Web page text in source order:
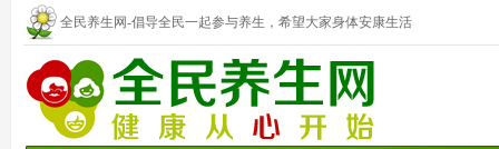
全民养生网-倡导全民一起参与养生，希望大家身体安康生活
幸福！